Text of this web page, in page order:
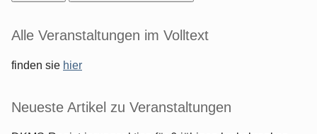
Seitenleiste
Alle Veranstaltungen im Volltext
finden sie hier
Neueste Artikel zu Veranstaltungen